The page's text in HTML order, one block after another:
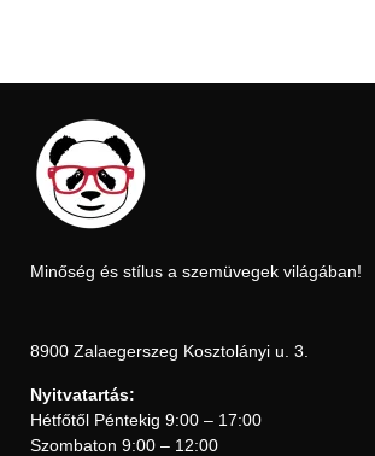
Minőség és stílus a szemüvegek világában!
8900 Zalaegerszeg Kosztolányi u. 3.
Nyitvatartás:
Hétfőtől Péntekig 9:00 – 17:00
Szombaton 9:00 – 12:00